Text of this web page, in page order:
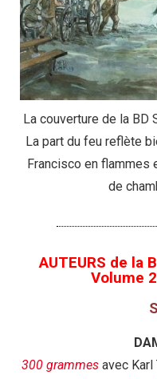
La couverture de la BD
La part du feu reflète
Francisco en flammes
de
AUTEURS de la
Volume
300 grammes avec